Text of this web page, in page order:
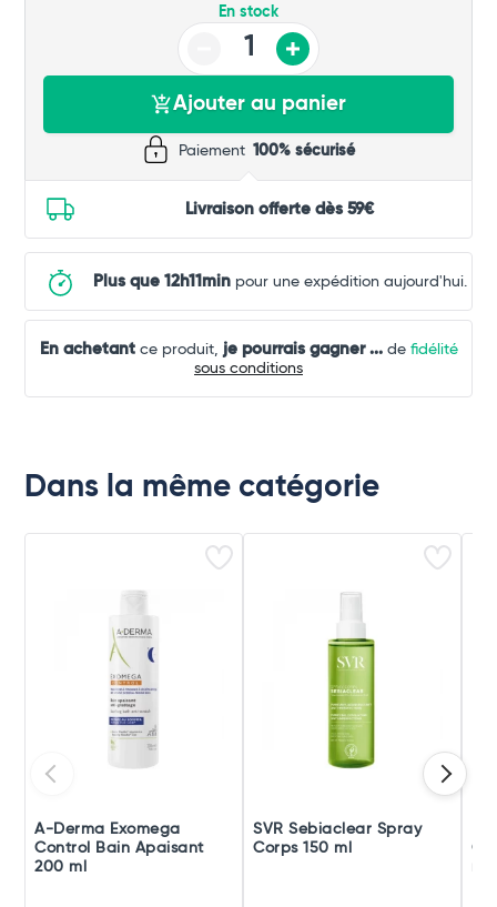
En stock
Ajouter au panier
Paiement 100% sécurisé
Livraison offerte dès 59€
Plus que 12h11minpour une expédition aujourd'hui.
En achetantce produit, je pourrais gagner ...de fidélité
sous conditions
Dans la même catégorie
A-Derma Exomega
Control Bain Apaisant
200 ml
SVR Sebiaclear Spray
Corps 150 ml